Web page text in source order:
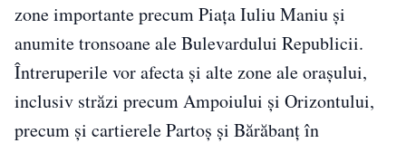
zone importante precum Piața Iuliu Maniu și
anumite tronsoane ale Bulevardului Republicii.
Întreruperile vor afecta și alte zone ale orașului,
inclusiv străzi precum Ampoiului și Orizontului,
precum și cartierele Partoș și Bărăbanț în